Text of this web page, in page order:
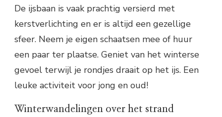
De ijsbaan is vaak prachtig versierd met
kerstverlichting en er is altijd een gezellige
sfeer. Neem je eigen schaatsen mee of huur
een paar ter plaatse. Geniet van het winterse
gevoel terwijl je rondjes draait op het ijs. Een
leuke activiteit voor jong en oud!
Winterwandelingen over het strand